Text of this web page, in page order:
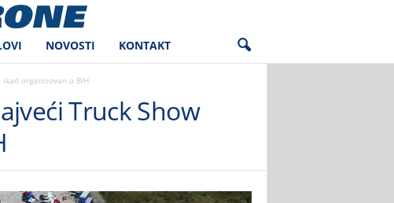
NOVOSTI KONTAKT
organizovan u BiH
Truck Show